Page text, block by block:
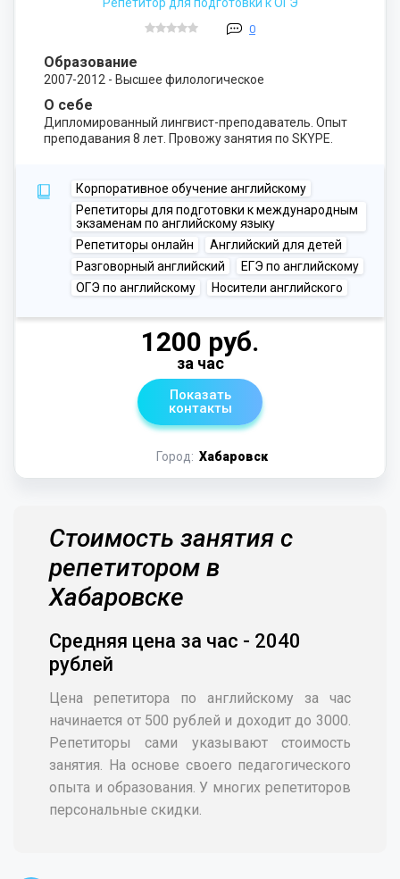
0
Образование
2007-2012 - Высшее филологическое
О себе
Дипломированный лингвист-преподаватель. Опыт
преподавания 8 лет. Провожу занятия по SKYPE.
Корпоративное обучение английскому
Репетиторы для подготовки к международным
экзаменам по английскому языку
Репетиторы онлайн
Английский для детей
Разговорный английский
ЕГЭ по английскому
ОГЭ по английскому
Носители английского
Город: Хабаровск
1200 руб.
за час
Показать
контакты
Стоимость занятия с
репетитором в
Хабаровске
Средняя цена за час - 2040
рублей
Цена репетитора по английскому за час
начинается от 500 рублей и доходит до 3000.
Репетиторы сами указывают стоимость
занятия. На основе своего педагогического
опыта и образования. У многих репетиторов
персональные скидки.